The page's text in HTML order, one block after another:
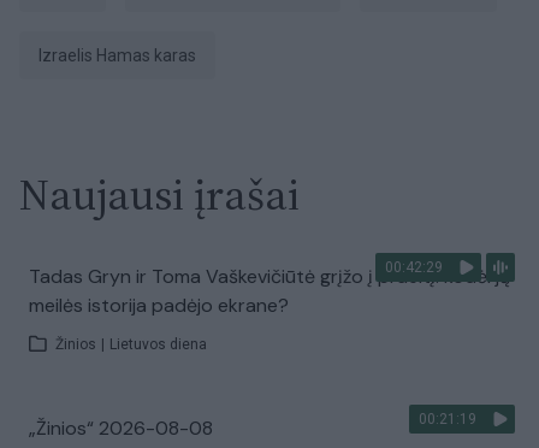
Izraelis Hamas karas
Naujausi įrašai
00:42:29
Tadas Gryn ir Toma Vaškevičiūtė grįžo į praeitį: kodėl jų
meilės istorija padėjo ekrane?
Žinios Lietuvos diena
00:21:19
„Žinios“ 2026-08-08